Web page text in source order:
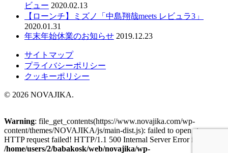
ビュー 2020.02.13
【ローンチ】ミズノ「中島翔哉meets レビュラ3」
2020.01.31
年末年始休業のお知らせ 2019.12.23
サイトマップ
プライバシーポリシー
クッキーポリシー
© 2026 NOVAJIKA.
Warning: file_get_contents(https://www.novajika.com/wp-
content/themes/NOVAJIKA/js/main-dist.js): failed to open stream:
HTTP request failed! HTTP/1.1 500 Internal Server Error in
/home/users/2/babakosk/web/novajika/wp-